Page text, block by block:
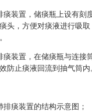
装置，储痰瓶上设有刻
头，方便对痰液进行吸取
装置，在储痰瓶与连接
防止痰液回流到抽气筒内
痰装置的结构示意图；